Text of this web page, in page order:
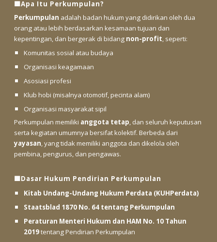
🟩Apa Itu Perkumpulan?
Perkumpulan adalah badan hukum yang didirikan oleh dua
orang atau lebih berdasarkan kesamaan tujuan dan
kepentingan, dan bergerak di bidang non-profit, seperti:
Komunitas sosial atau budaya
Organisasi keagamaan
Asosiasi profesi
Klub hobi (misalnya otomotif, pecinta alam)
Organisasi masyarakat sipil
Perkumpulan memiliki anggota tetap, dan seluruh keputusan
serta kegiatan umumnya bersifat kolektif. Berbeda dari
yayasan, yang tidak memiliki anggota dan dikelola oleh
pembina, pengurus, dan pengawas.
🟩Dasar Hukum Pendirian Perkumpulan
Kitab Undang-Undang Hukum Perdata (KUHPerdata)
Staatsblad 1870 No. 64 tentang Perkumpulan
Peraturan Menteri Hukum dan HAM No. 10 Tahun
2019tentang Pendirian Perkumpulan